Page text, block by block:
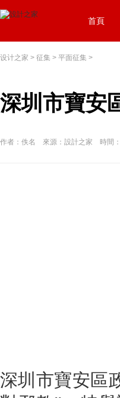
首頁
设计之家 > 征集 > 平面征集 >
深圳市寶安
作者：佚名 來源：設計之家 時間
深圳市寶安區